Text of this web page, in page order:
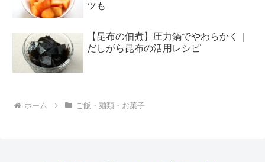
ツも
【昆布の佃煮】圧力鍋でやわらかく｜
だしがら昆布の活用レシピ
ホーム ご飯・麺類・お菓子